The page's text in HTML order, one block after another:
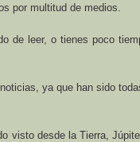
por multitud de medios.
de leer, o tienes poco
ya que han sido
visto desde la Tierra ,